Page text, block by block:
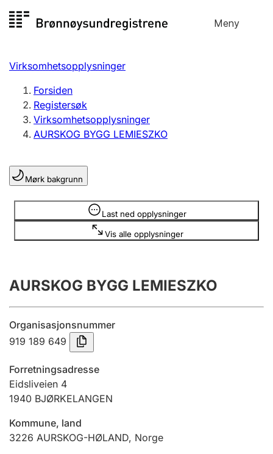
til
Meny
Registersøk
Aksjeselskap
Enkeltpersonforetak
Registrere, endre, slette
Lag og forening
Registrere, endre, slette
Årsregnskap
Innsending og forsinkelsesgebyr
Tinglysing
Jeger
Virksomhetsopplysninger
Forsiden
Registersøk
Virksomhetsopplysninger
AURSKOG BYGG LEMIESZKO
Mørk bakgrunn
Last ned opplysninger
Vis alle opplysninger
Opplysninger er skjult
AURSKOG BYGG LEMIESZKO
Organisasjonsnummer
919 189 649
Forretningsadresse
Eidsliveien 4
1940 BJØRKELANGEN
Kommune, land
3226 AURSKOG-HØLAND, Norge